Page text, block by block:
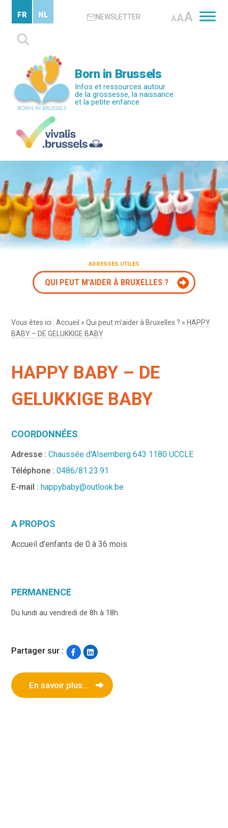
contenu
principal
NEWSLETTER AAA
Rechercher :
FR NL
Born in Brussels
Infos et ressources autour
de la grossesse, la naissance
et la petite enfance
ADRESSES UTILES
QUI PEUT M'AIDER À BRUXELLES ?
Vous êtes ici :Accueil »Qui peut m’aider à Bruxelles ? » HAPPY
BABY – DE GELUKKIGE BABY
HAPPY BABY – DE
GELUKKIGE BABY
COORDONNÉES
Adresse : Chaussée d'Alsemberg 643 1180 UCCLE
Téléphone :0486/81.23.91
E-mail : happybaby@outlook.be
A PROPOS
Accueil d’enfants de 0 à 36 mois
PERMANENCE
Du lundi au vendredi de 8h à 18h
Partager sur :
En savoir plus...